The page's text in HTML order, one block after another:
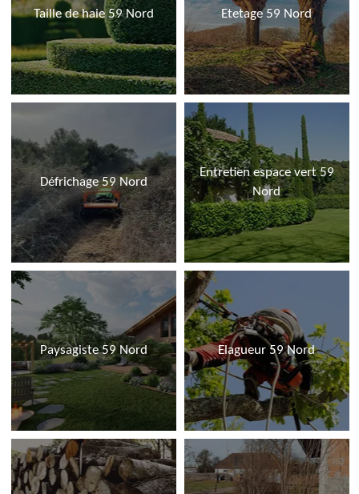
Taille de haie 59 Nord Etetage 59 Nord
Défrichage 59 Nord
Entretien espace vert 59
Nord
Paysagiste 59 Nord Elagueur 59 Nord